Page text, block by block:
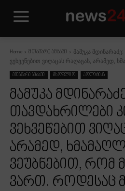
Home მთავარი ამბავი
მამუკა
ვეხვეწებით ვიღაცას რაღაცას, არამედ,
მთავარი ამბავი მსოფლიო პოლიტიკა
მამუკა
თავდახრილები
ვეხვეწებით
არამედ,
ვეუბნებით, რომ
ვართ. როდესაც